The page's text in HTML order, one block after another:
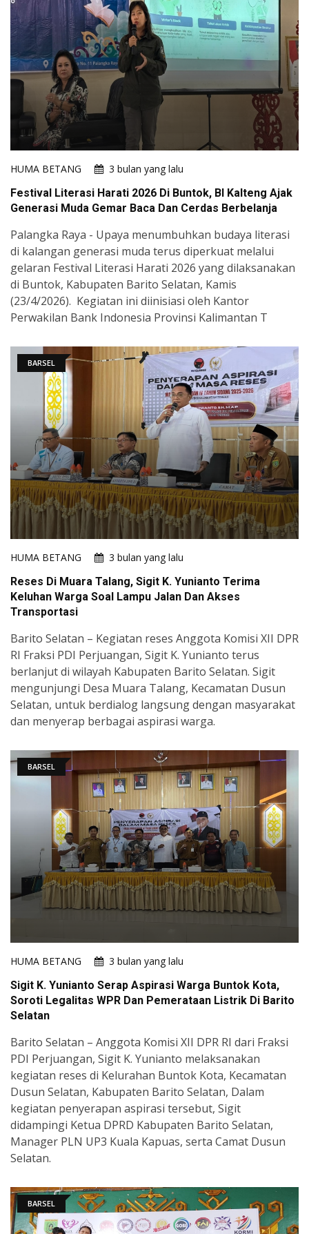
HUMA BETANG
3 bulan yang lalu
Festival Literasi Harati 2026 Di Buntok, BI Kalteng Ajak
Generasi Muda Gemar Baca Dan Cerdas Berbelanja
Palangka Raya - Upaya menumbuhkan budaya literasi
di kalangan generasi muda terus diperkuat melalui
gelaran Festival Literasi Harati 2026 yang dilaksanakan
di Buntok, Kabupaten Barito Selatan, Kamis
(23/4/2026). Kegiatan ini diinisiasi oleh Kantor
Perwakilan Bank Indonesia Provinsi Kalimantan T
BARSEL
HUMA BETANG
3 bulan yang lalu
Reses Di Muara Talang, Sigit K. Yunianto Terima
Keluhan Warga Soal Lampu Jalan Dan Akses
Transportasi
Barito Selatan – Kegiatan reses Anggota Komisi XII DPR
RI Fraksi PDI Perjuangan, Sigit K. Yunianto terus
berlanjut di wilayah Kabupaten Barito Selatan. Sigit
mengunjungi Desa Muara Talang, Kecamatan Dusun
Selatan, untuk berdialog langsung dengan masyarakat
dan menyerap berbagai aspirasi warga.
BARSEL
HUMA BETANG
3 bulan yang lalu
Sigit K. Yunianto Serap Aspirasi Warga Buntok Kota,
Soroti Legalitas WPR Dan Pemerataan Listrik Di Barito
Selatan
Barito Selatan – Anggota Komisi XII DPR RI dari Fraksi
PDI Perjuangan, Sigit K. Yunianto melaksanakan
kegiatan reses di Kelurahan Buntok Kota, Kecamatan
Dusun Selatan, Kabupaten Barito Selatan, Dalam
kegiatan penyerapan aspirasi tersebut, Sigit
didampingi Ketua DPRD Kabupaten Barito Selatan,
Manager PLN UP3 Kuala Kapuas, serta Camat Dusun
Selatan.
BARSEL